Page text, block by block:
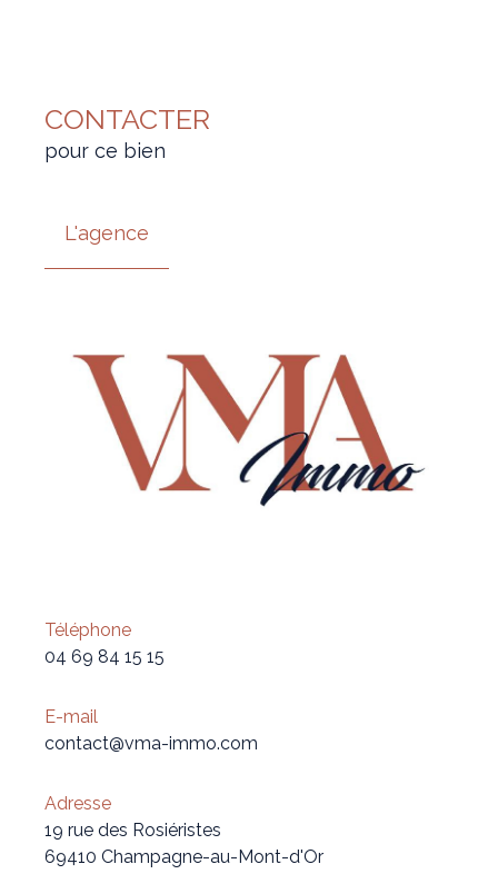
CONTACTER
pour ce bien
L'agence
Téléphone
04 69 84 15 15
E-mail
contact@vma-immo.com
Adresse
19 rue des Rosiéristes
69410 Champagne-au-Mont-d'Or